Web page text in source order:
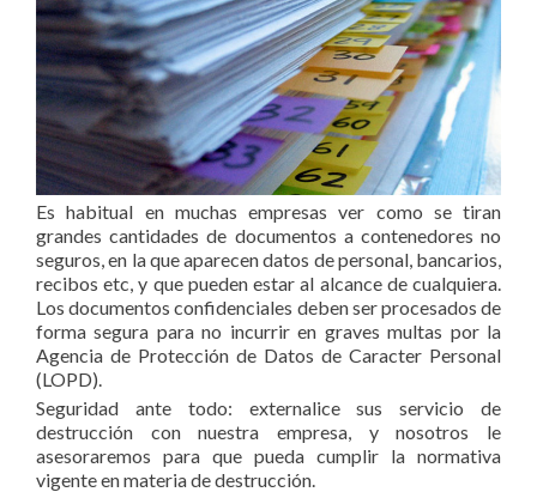
Es habitual en muchas empresas ver como se tiran
grandes cantidades de documentos a contenedores no
seguros, en la que aparecen datos de personal, bancarios,
recibos etc, y que pueden estar al alcance de cualquiera.
Los documentos confidenciales deben ser procesados de
forma segura para no incurrir en graves multas por la
Agencia de Protección de Datos de Caracter Personal
(LOPD).
Seguridad ante todo: externalice sus servicio de
destrucción con nuestra empresa, y nosotros le
asesoraremos para que pueda cumplir la normativa
vigente en materia de destrucción.